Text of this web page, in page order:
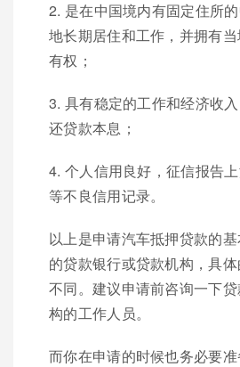
2. 是在中国境内有固定住所
地长期居住和工作，并拥有
有权；
3. 具有稳定的工作和经济收
还贷款本息；
4. 个人信用良好，征信报告
等不良信用记录。
以上是申请汽车抵押贷款的
的贷款银行或贷款机构，具
不同。建议申请前咨询一下
构的工作人员。
而你在申请的时候也务必要